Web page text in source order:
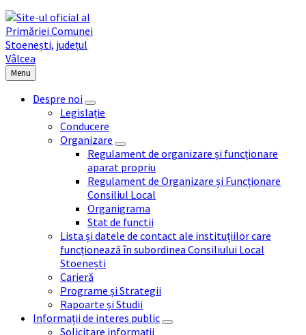
Menu
Despre noi
Legislație
Conducere
Organizare
Regulament de organizare și funcționare
aparat propriu
Regulament de Organizare și Funcționare
Consiliul Local
Organigrama
Stat de functii
Lista și datele de contact ale instituțiilor care
funcționează în subordinea Consiliului Local
Stoenești
Carieră
Programe și Strategii
Rapoarte și Studii
Informații de interes public
Solicitare informații